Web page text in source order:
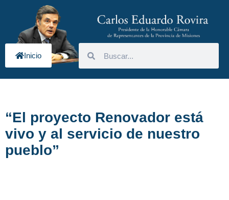
Inicio
“El proyecto Renovador está
vivo y al servicio de nuestro
pueblo”